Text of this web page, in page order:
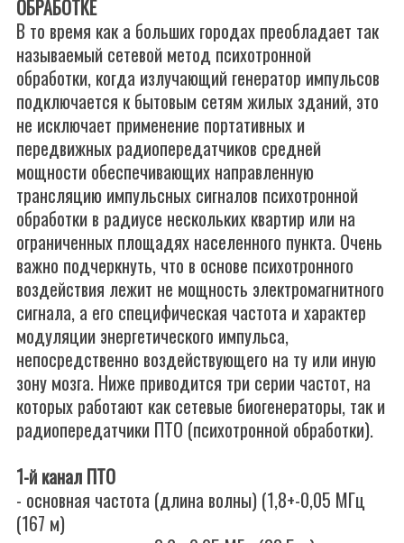
ОБРАБОТКЕ
В то время как а больших городах преобладает так
называемый сетевой метод психотронной
обработки, когда излучающий генератор импульсов
подключается к бытовым сетям жилых зданий, это
не исключает применение портативных и
передвижных радиопередатчиков средней
мощности обеспечивающих направленную
трансляцию импульсных сигналов психотронной
обработки в радиусе нескольких квартир или на
ограниченных площадях населенного пункта. Очень
важно подчеркнуть, что в основе психотронного
воздействия лежит не мощность электромагнитного
сигнала, а его специфическая частота и характер
модуляции энергетического импульса,
непосредственно воздействующего на ту или иную
зону мозга. Ниже приводится три серии частот, на
которых работают как сетевые биогенераторы, так и
радиопередатчики ПТО (психотронной обработки).
1-й канал ПТО
- основная частота (длина волны) (1,8+-0,05 МГц
(167 м)